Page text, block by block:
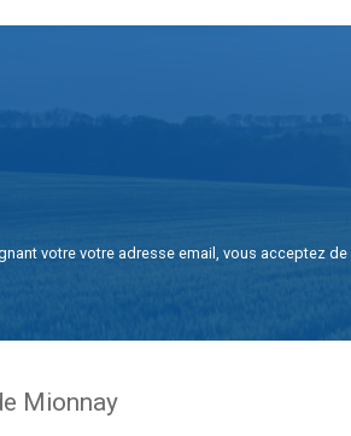
votre votre adresse email, vous acceptez
Mionnay